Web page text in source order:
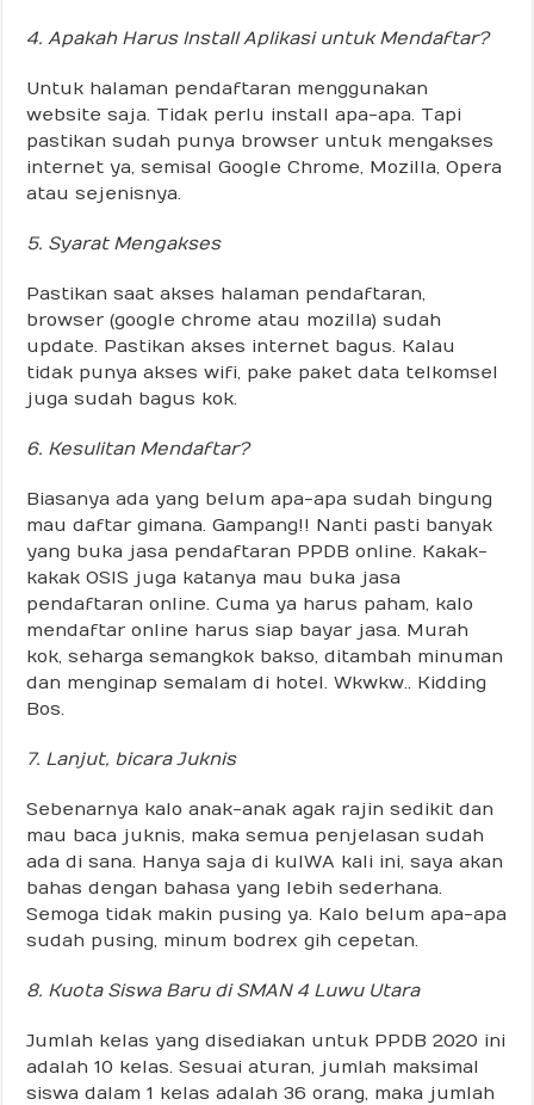
4. Apakah Harus Install Aplikasi untuk Mendaftar?
Untuk halaman pendaftaran menggunakan
website saja. Tidak perlu install apa-apa. Tapi
pastikan sudah punya browser untuk mengakses
internet ya, semisal Google Chrome, Mozilla, Opera
atau sejenisnya.
5. Syarat Mengakses
Pastikan saat akses halaman pendaftaran,
browser (google chrome atau mozilla) sudah
update. Pastikan akses internet bagus. Kalau
tidak punya akses wifi, pake paket data telkomsel
juga sudah bagus kok.
6. Kesulitan Mendaftar?
Biasanya ada yang belum apa-apa sudah bingung
mau daftar gimana. Gampang!! Nanti pasti banyak
yang buka jasa pendaftaran PPDB online. Kakak-
kakak OSIS juga katanya mau buka jasa
pendaftaran online. Cuma ya harus paham, kalo
mendaftar online harus siap bayar jasa. Murah
kok, seharga semangkok bakso, ditambah minuman
dan menginap semalam di hotel. Wkwkw.. Kidding
Bos.
7. Lanjut, bicara Juknis
Sebenarnya kalo anak-anak agak rajin sedikit dan
mau baca juknis, maka semua penjelasan sudah
ada di sana. Hanya saja di kulWA kali ini, saya akan
bahas dengan bahasa yang lebih sederhana.
Semoga tidak makin pusing ya. Kalo belum apa-apa
sudah pusing, minum bodrex gih cepetan.
8. Kuota Siswa Baru di SMAN 4 Luwu Utara
Jumlah kelas yang disediakan untuk PPDB 2020 ini
adalah 10 kelas. Sesuai aturan, jumlah maksimal
siswa dalam 1 kelas adalah 36 orang, maka jumlah